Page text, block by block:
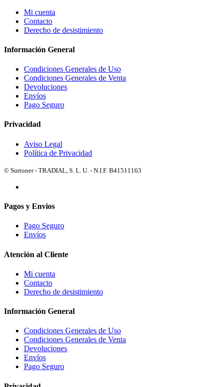
Mi cuenta
Contacto
Derecho de desistimiento
Información General
Condiciones Generales de Uso
Condiciones Generales de Venta
Devoluciones
Envíos
Pago Seguro
Privacidad
Aviso Legal
Política de Privacidad
© Surtoner - TRADIAL, S. L. U. - N.I.F. B41511163
Pagos y Envios
Pago Seguro
Envíos
Atención al Cliente
Mi cuenta
Contacto
Derecho de desistimiento
Información General
Condiciones Generales de Uso
Condiciones Generales de Venta
Devoluciones
Envíos
Pago Seguro